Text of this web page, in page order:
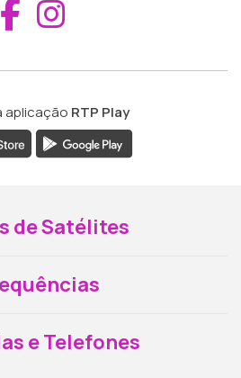
Aceder ao
aplicação RTP Play
de Satélites
e Telefones